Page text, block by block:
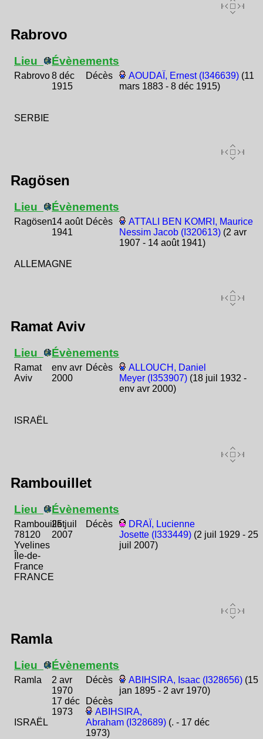
Rabrovo
Lieu
Rabrovo
SERBIE
Évènements
8 déc
1915
Décès AOUDAÏ, Ernest (I346639) (11
mars 1883 - 8 déc 1915)
Ragösen
Lieu
Ragösen
ALLEMAGNE
Évènements
14 août
1941
Décès
ATTALI BEN KOMRI, Maurice
Nessim Jacob (I320613) (2 avr
1907 - 14 août 1941)
Ramat Aviv
Lieu
Ramat
Aviv
ISRAËL
Évènements
env avr
2000
Décès
ALLOUCH, Daniel
Meyer (I353907) (18 juil 1932 -
env avr 2000)
Rambouillet
Lieu
Rambouillet
78120
Yvelines
Île-de-
France
FRANCE
Évènements
25 juil
2007
Décès
DRAÏ, Lucienne
Josette (I333449) (2 juil 1929 - 25
juil 2007)
Ramla
Lieu
Ramla
ISRAËL
Évènements
2 avr
1970
Décès ABIHSIRA, Isaac (I328656) (15
jan 1895 - 2 avr 1970)
17 déc
1973
Décès
ABIHSIRA,
Abraham (I328689)(. - 17 déc
1973)